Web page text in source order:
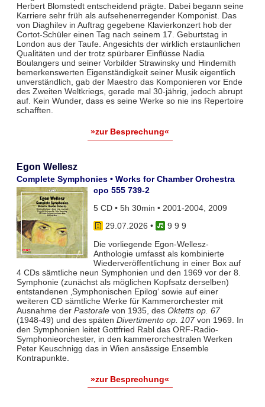
Herbert Blomstedt entscheidend prägte. Dabei begann seine
Karriere sehr früh als aufsehenerregender Komponist. Das
von Diaghilev in Auftrag gegebene Klavierkonzert hob der
Cortot-Schüler einen Tag nach seinem 17. Geburtstag in
London aus der Taufe. Angesichts der wirklich erstaunlichen
Qualitäten und der trotz spürbarer Einflüsse Nadia
Boulangers und seiner Vorbilder Strawinsky und Hindemith
bemerkenswerten Eigenständigkeit seiner Musik eigentlich
unverständlich, gab der Maestro das Komponieren vor Ende
des Zweiten Weltkriegs, gerade mal 30-jährig, jedoch abrupt
auf. Kein Wunder, dass es seine Werke so nie ins Repertoire
schafften.
»zur Besprechung«
Egon Wellesz
Complete Symphonies • Works for Chamber Orchestra
cpo 555 739-2
5 CD • 5h 30min • 2001-2004, 2009
29.07.2026 •
9 9 9
Die vorliegende Egon-Wellesz-
Anthologie umfasst als kombinierte
Wiederveröffentlichung in einer Box auf
4 CDs sämtliche neun Symphonien und den 1969 vor der 8.
Symphonie (zunächst als möglichen Kopfsatz derselben)
entstandenen ‚Symphonischen Epilog‘ sowie auf einer
weiteren CD sämtliche Werke für Kammerorchester mit
Ausnahme der Pastoralevon 1935, des Oktetts op. 67
(1948-49) und des späten Divertimento op. 107von 1969. In
den Symphonien leitet Gottfried Rabl das ORF-Radio-
Symphonieorchester, in den kammerorchestralen Werken
Peter Keuschnigg das in Wien ansässige Ensemble
Kontrapunkte.
»zur Besprechung«